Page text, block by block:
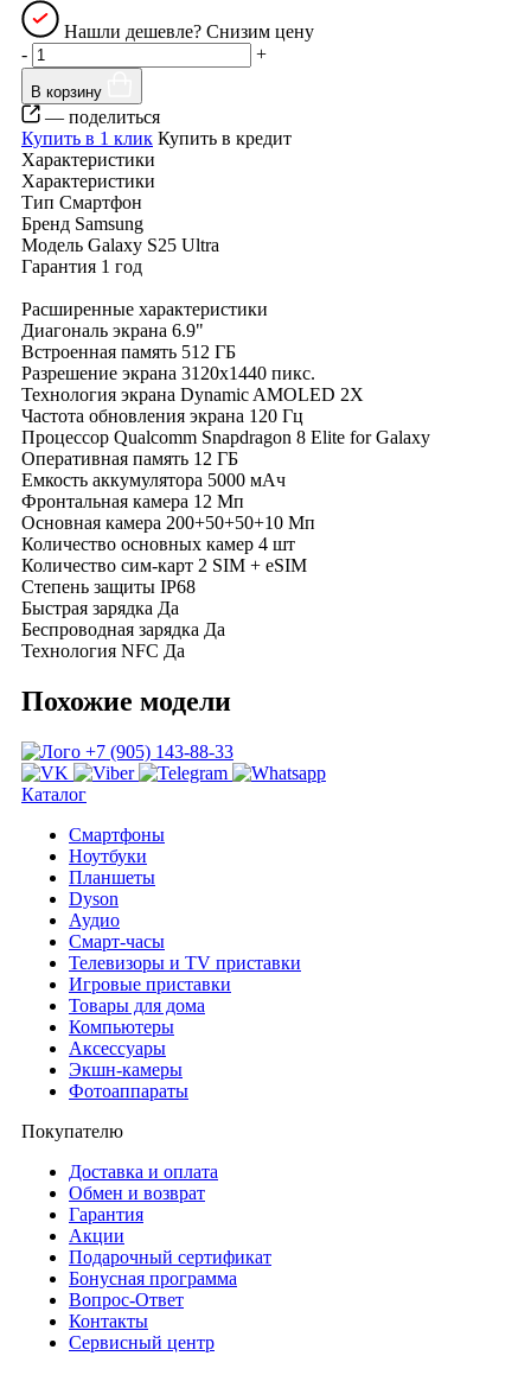
Нашли дешевле? Снизим цену
-
+
В корзину
— поделиться
Купить в 1 клик Купить в кредит
Характеристики
Характеристики
Тип Смартфон
Бренд Samsung
Модель Galaxy S25 Ultra
Гарантия 1 год
Расширенные характеристики
Диагональ экрана 6.9"
Встроенная память 512 ГБ
Разрешение экрана 3120x1440 пикс.
Технология экрана Dynamic AMOLED 2X
Частота обновления экрана 120 Гц
Процессор Qualcomm Snapdragon 8 Elite for Galaxy
Оперативная память 12 ГБ
Емкость аккумулятора 5000 мАч
Фронтальная камера 12 Мп
Основная камера 200+50+50+10 Мп
Количество основных камер 4 шт
Количество сим-карт 2 SIM + eSIM
Степень защиты IP68
Быстрая зарядка Да
Беспроводная зарядка Да
Технология NFC Да
Похожие модели
+7 (905) 143-88-33
Каталог
Смартфоны
Ноутбуки
Планшеты
Dyson
Аудио
Смарт-часы
Телевизоры и TV приставки
Игровые приставки
Товары для дома
Компьютеры
Аксесcуары
Экшн-камеры
Фотоаппараты
Покупателю
Доставка и оплата
Обмен и возврат
Гарантия
Акции
Подарочный сертификат
Бонусная программа
Вопрос-Ответ
Контакты
Сервисный центр